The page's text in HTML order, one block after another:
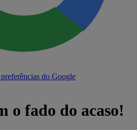
do Google
o fado do acaso!